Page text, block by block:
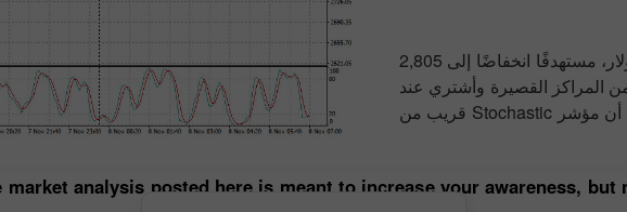
أخطط لبيع إيثريوم اليوم بسعر 2,883 دولار، مستهدفًا انخفاضًا إلى 2,805
دولار، سأخرج من المراكز القصيرة وأشتري عند
التراجع. قبل البيع عند الاختراق، تأكد من أن مؤشر Stochastic قريب من
market analysis posted here is meant to increase your awareness,